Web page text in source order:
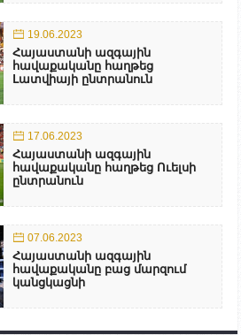
19.06.2023
Հայաստանի ազգային
հավաքականը հաղթեց
Լատվիայի ընտրանուն
17.06.2023
Հայաստանի ազգային
հավաքականը հաղթեց Ուելսի
ընտրանուն
07.06.2023
Հայաստանի ազգային
հավաքականը բաց մարզում
կանցկացնի